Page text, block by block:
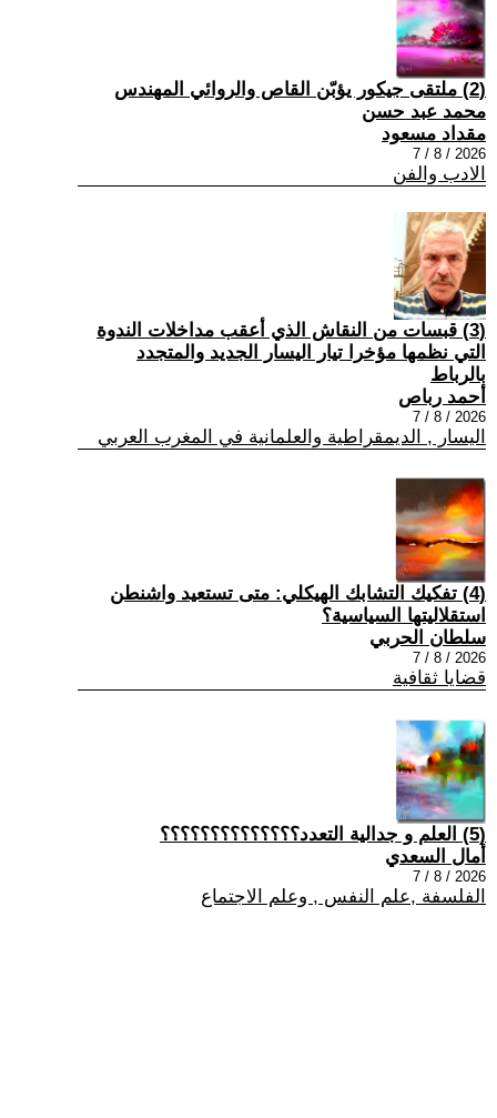
(2) ملتقى جيكور يؤبّن القاص والروائي المهندس
محمد عبد حسن
مقداد مسعود
2026 / 8 / 7
الادب والفن
(3) قبسات من النقاش الذي أعقب مداخلات الندوة
التي نظمها مؤخرا تيار اليسار الجديد والمتجدد
بالرباط
أحمد رباص
2026 / 8 / 7
اليسار , الديمقراطية والعلمانية في المغرب العربي
(4) تفكيك التشابك الهيكلي: متى تستعيد واشنطن
استقلاليتها السياسية؟
سلطان الحربي
2026 / 8 / 7
قضايا ثقافية
(5) العلم و جدالية التعدد؟؟؟؟؟؟؟؟؟؟؟؟؟؟
أمال السعدي
2026 / 8 / 7
الفلسفة ,علم النفس , وعلم الاجتماع